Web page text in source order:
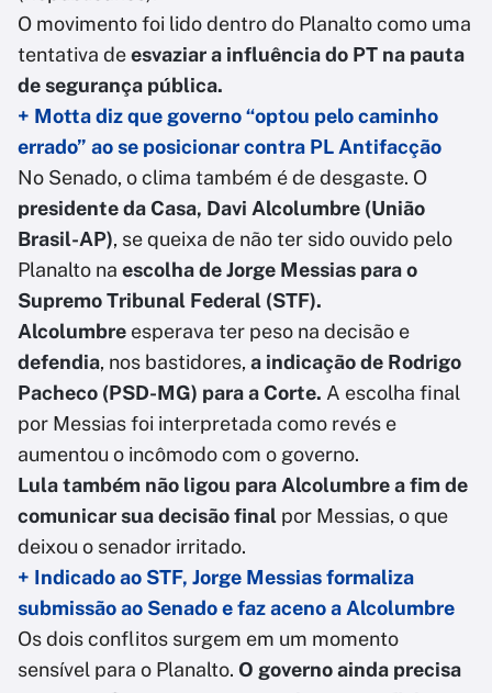
O movimento foi lido dentro do Planalto como uma
tentativa deesvaziar a influência do PT na pauta
de segurança pública.
+ Motta diz que governo “optou pelo caminho
errado” ao se posicionar contra PL Antifacção
No Senado, o clima também é de desgaste. O
presidente da Casa, Davi Alcolumbre (União
Brasil-AP), se queixa de não ter sido ouvido pelo
Planalto na escolha de Jorge Messias para o
Supremo Tribunal Federal (STF).
Alcolumbre esperava ter peso na decisão e
defendia, nos bastidores, a indicação de Rodrigo
Pacheco (PSD-MG) para a Corte. A escolha final
por Messias foi interpretada como revés e
aumentou o incômodo com o governo.
Lula também não ligou para Alcolumbre a fim de
comunicar sua decisão final por Messias, o que
deixou o senador irritado.
+ Indicado ao STF, Jorge Messias formaliza
submissão ao Senado e faz aceno a Alcolumbre
Os dois conflitos surgem em um momento
sensível para o Planalto. O governo ainda precisa